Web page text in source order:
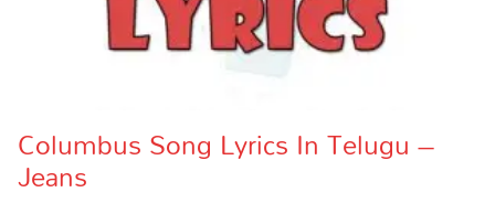
Columbus Song Lyrics In Telugu –
Jeans